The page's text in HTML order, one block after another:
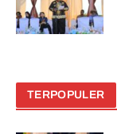
TERPOPULER